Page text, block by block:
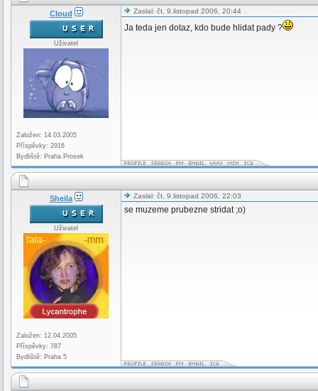
Cloud
Uživatel
Založen: 14.03.2005
Příspěvky: 2916
Bydliště: Praha Prosek
Zaslal: čt, 9.listopad 2006, 20:44
Ja teda jen dotaz, kdo bude hlidat pady ?
Sheila
Uživatel
Založen: 12.04.2005
Příspěvky: 787
Bydliště: Praha 5
Zaslal: čt, 9.listopad 2006, 22:03
se muzeme prubezne stridat ;o)